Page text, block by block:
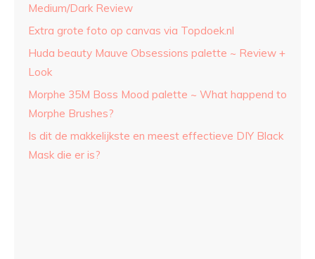
Medium/Dark Review
Extra grote foto op canvas via Topdoek.nl
Huda beauty Mauve Obsessions palette ~ Review +
Look
Morphe 35M Boss Mood palette ~ What happend to
Morphe Brushes?
Is dit de makkelijkste en meest effectieve DIY Black
Mask die er is?